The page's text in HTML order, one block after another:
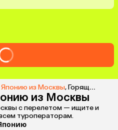
Японию из Москвы,Горящие туры в Японию из Москвы
из Москвы
с перелетом — ищите и
туроператорам.